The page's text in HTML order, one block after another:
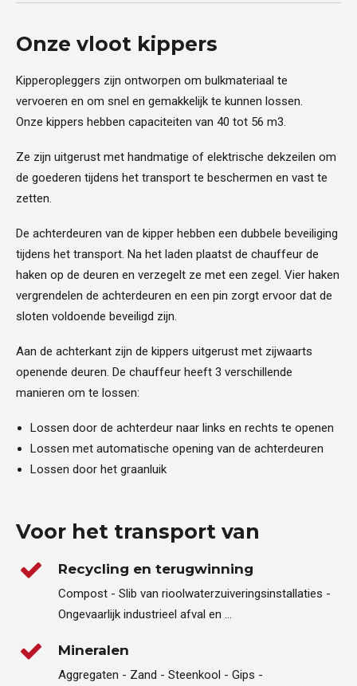
Onze vloot kippers
Kipperopleggers zijn ontworpen om bulkmateriaal te
vervoeren en om snel en gemakkelijk te kunnen lossen.
Onze kippers hebben capaciteiten van 40 tot 56 m3.
Ze zijn uitgerust met handmatige of elektrische dekzeilen om
de goederen tijdens het transport te beschermen en vast te
zetten.
De achterdeuren van de kipper hebben een dubbele beveiliging
tijdens het transport. Na het laden plaatst de chauffeur de
haken op de deuren en verzegelt ze met een zegel. Vier haken
vergrendelen de achterdeuren en een pin zorgt ervoor dat de
sloten voldoende beveiligd zijn.
Aan de achterkant zijn de kippers uitgerust met zijwaarts
openende deuren. De chauffeur heeft 3 verschillende
manieren om te lossen:
Lossen door de achterdeur naar links en rechts te openen
Lossen met automatische opening van de achterdeuren
Lossen door het graanluik
Voor het transport van
Recycling en terugwinning
Compost - Slib van rioolwaterzuiveringsinstallaties -
Ongevaarlijk industrieel afval en ...
Mineralen
Aggregaten - Zand - Steenkool - Gips -